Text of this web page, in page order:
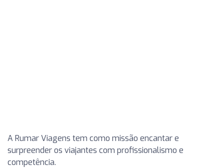
A Rumar Viagens tem como missão encantar e
surpreender os viajantes com profissionalismo e
competência.